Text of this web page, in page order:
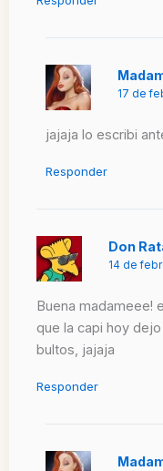
17 de
jajaja lo escribi
Responder
Don
14 de
Buena madameee!
que la capi hoy
bultos, jajaja
Responder